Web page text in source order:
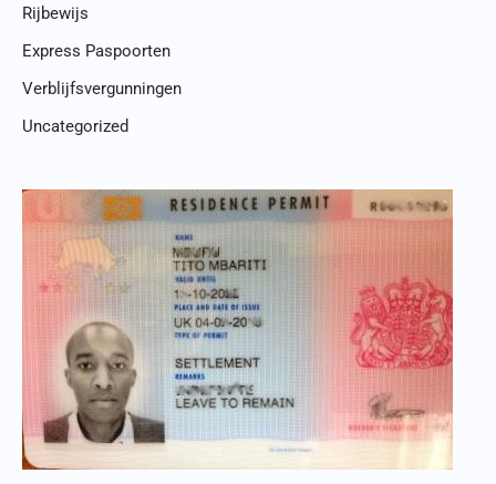
Rijbewijs
Express Paspoorten
Verblijfsvergunningen
Uncategorized